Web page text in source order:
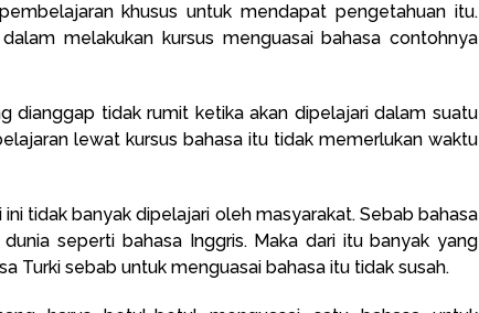
khusus untuk mendapat pengetahuan itu.
melakukan kursus menguasai bahasa contohnya
dianggap tidak rumit ketika akan dipelajari dalam suatu
lewat kursus bahasa itu tidak memerlukan waktu
tidak banyak dipelajari oleh masyarakat. Sebab bahasa
seperti bahasa Inggris. Maka dari itu banyak yang
Turki sebab untuk menguasai bahasa itu tidak susah.